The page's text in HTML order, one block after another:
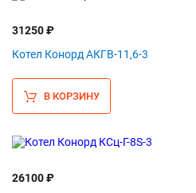
31250 ₽
Котел Конорд АКГВ-11,6-3
В КОРЗИНУ
26100 ₽